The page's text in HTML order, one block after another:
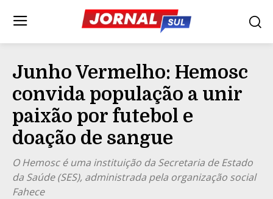
Junho Vermelho: Hemosc
convida população a unir
paixão por futebol e
doação de sangue
O Hemosc é uma instituição da Secretaria de Estado
da Saúde (SES), administrada pela organização social
Fahece